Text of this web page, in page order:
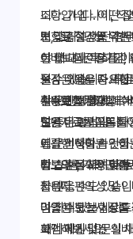
니다. 가입 나이, 직업, 건강 상태 등 개인적인 정보를 입력하
면 맞춤형 상품 추천도 받
트' 비교사이트를
을 수 있습니다. 무료로 이용 가능한 서비스이므로 부담 없이
활용해 보세요.
조항입니다. 어떤 질병과 사고에 대해 보장을 받을 수 있는
지, 그리고 어떤 경
야 합니다. 특히 암, 뇌졸중, 심근경색증 등 주요 질환에 대한
보장 내용을 자세히 살펴보고, 가입 후
치 못한 상황에 대해
설명자료를 꼼꼼히
에 문의하여 확인하는 것이 좋
활 습관을 고려하
합니다.
보험료 절감을 위한
실비보험은 장기간
절감은 매우 중요합니다. '실비보험다이렉트'
수수료를 절감할 수 있으며, 다양한 할인
도 좋은 방법입니다. 예를 들어 건강검진 수검, 금연, 운동
건강한 생활 습관
다. 또한, 가족 단위로 보험에 가입하면 추가적인 할인 혜택
을 받을 수도 있습니다. 가입 조건과 할인율을 꼼꼼
여 최대한 보험료
확인해보세요!
실비보험다이렉트
많은 비교사이트들
트를 선택하는 것이 중요합니다. 다
뢰도 높은 사이트
정보의 정확성 및
사용자 편의성 및
다양한 보험사 상품
고객 지원 및 문의
믿을 수 있는 사이트를 통해
해 나에게 맞는 실